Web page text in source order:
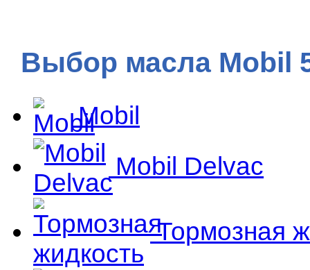
Выбор масла Mobil
Mobil
Mobil Delvac
Тормозная